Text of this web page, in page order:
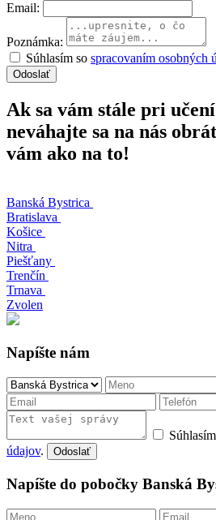
Email:
Poznámka:
Súhlasím so spracovaním osobných
Odoslať
Ak sa vám stále pri
neváhajte sa na nás
vám ako na to!
Banská Bystrica
Bratislava
Košice
Nitra
Piešťany
Trenčín
Trnava
Zvolen
Napíšte nám
údajov. Odoslať
Napíšte do pobočky Banská